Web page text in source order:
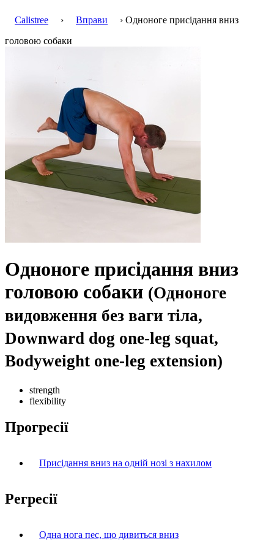
Calistree › Вправи
› Одноноге присідання вниз
головою собаки
Одноноге присідання вниз
головою собаки (Одноноге
видовження без ваги тіла,
Downward dog one-leg squat,
Bodyweight one-leg extension)
strength
flexibility
Прогресії
Присідання вниз на одній нозі з нахилом
Регресії
Одна нога пес, що дивиться вниз